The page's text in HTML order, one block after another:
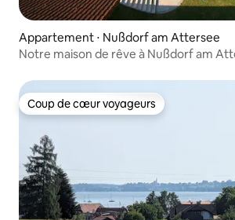
Appartement ⋅ Nußdorf am Attersee
Notre maison de rêve à Nußdorf am
Coup de cœur voyageurs
Coup de cœur voyageurs